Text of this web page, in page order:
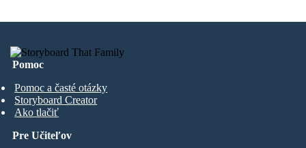
Pomoc
Pomoc a časté otázky
Storyboard Creator
Ako tlačiť
Pre Učiteľov